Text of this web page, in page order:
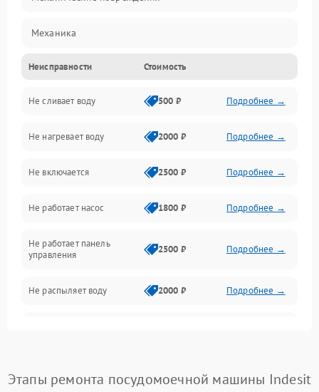
Механика
Управление
Электропитание
Датчики
Нагрев
Вода
Гигиена
Программное обеспечение
Неисправности Стоимость
Не сливает воду 500 ₽ Подробнее →
Не нагревает воду 2000 ₽ Подробнее →
Не включается 2500 ₽ Подробнее →
Не работает насос 1800 ₽ Подробнее →
Не работает панель
управления
2500 ₽ Подробнее →
Не распыляет воду 2000 ₽ Подробнее →
воды
1800 ₽ Подробнее →
Этапы ремонта посудомоечной машины Indesit